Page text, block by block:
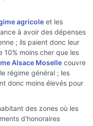
agricole et les
à avoir des dépenses
; ils paient donc leur
10% moins cher que les
Alsace Moselle couvre
régime général ; les
donc moins élevés pour
des zones où les
d'honoraires